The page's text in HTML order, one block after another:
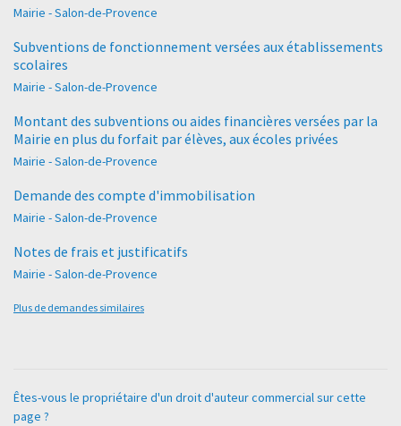
Mairie - Salon-de-Provence
Subventions de fonctionnement versées aux établissements
scolaires
Mairie - Salon-de-Provence
Montant des subventions ou aides financières versées par la
Mairie en plus du forfait par élèves, aux écoles privées
Mairie - Salon-de-Provence
Demande des compte d'immobilisation
Mairie - Salon-de-Provence
Notes de frais et justificatifs
Mairie - Salon-de-Provence
Plus de demandes similaires
Êtes-vous le propriétaire d'un droit d'auteur commercial sur cette
page ?